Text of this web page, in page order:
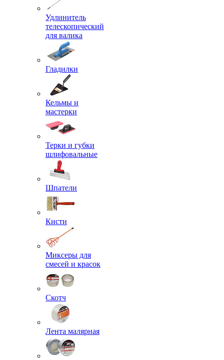
Удлинитель
телескопический
для валика
Гладилки
Кельмы и
мастерки
Терки и губки
шлифовальные
Шпатели
Кисти
Миксеры для
смесей и красок
Скотч
Лента малярная